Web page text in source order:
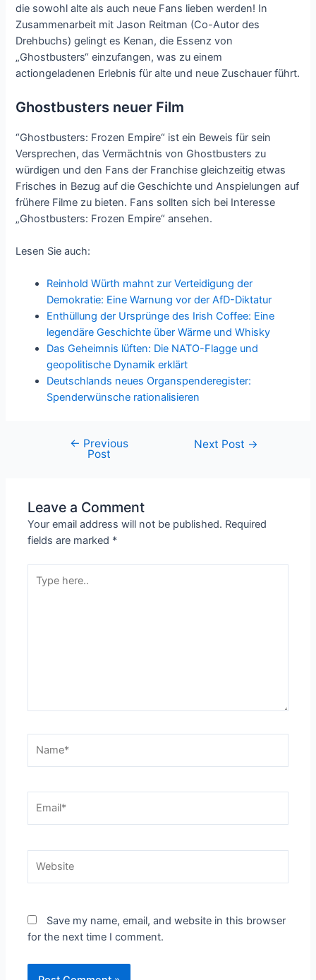
die sowohl alte als auch neue Fans lieben werden! In
Zusammenarbeit mit Jason Reitman (Co-Autor des
Drehbuchs) gelingt es Kenan, die Essenz von
„Ghostbusters“ einzufangen, was zu einem
actiongeladenen Erlebnis für alte und neue Zuschauer führt.
Ghostbusters neuer Film
“Ghostbusters: Frozen Empire“ ist ein Beweis für sein
Versprechen, das Vermächtnis von Ghostbusters zu
würdigen und den Fans der Franchise gleichzeitig etwas
Frisches in Bezug auf die Geschichte und Anspielungen auf
frühere Filme zu bieten. Fans sollten sich bei Interesse
„Ghostbusters: Frozen Empire“ ansehen.
Lesen Sie auch:
Reinhold Würth mahnt zur Verteidigung der
Demokratie: Eine Warnung vor der AfD-Diktatur
Enthüllung der Ursprünge des Irish Coffee: Eine
legendäre Geschichte über Wärme und Whisky
Das Geheimnis lüften: Die NATO-Flagge und
geopolitische Dynamik erklärt
Deutschlands neues Organspenderegister:
Spenderwünsche rationalisieren
← Previous
Post
Next Post →
Leave a Comment
Your email address will not be published. Required
fields are marked *
here..
Save my name, email, and website in this browser
for the next time I comment.